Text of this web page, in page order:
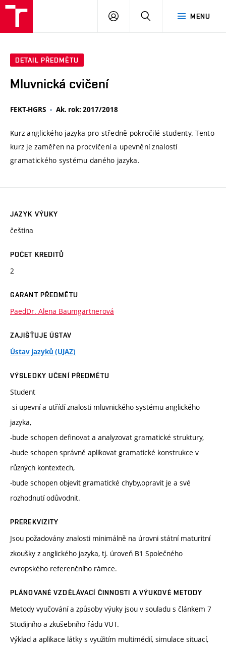
MENU
PŘIHLÁSIT
DETAIL PŘEDMĚTU
Mluvnická cvičení
FEKT-HGRS Ak. rok: 2017/2018
Kurz anglického jazyka pro středně pokročilé studenty. Tento
kurz je zaměřen na procvičení a upevnění znalostí
gramatického systému daného jazyka.
JAZYK VÝUKY
čeština
POČET KREDITŮ
2
GARANT PŘEDMĚTU
PaedDr. Alena Baumgartnerová
ZAJIŠŤUJE ÚSTAV
Ústav jazyků (UJAZ)
VÝSLEDKY UČENÍ PŘEDMĚTU
Student
-si upevní a utřídí znalosti mluvnického systému anglického
jazyka,
-bude schopen definovat a analyzovat gramatické struktury,
-bude schopen správně aplikovat gramatické konstrukce v
různých kontextech,
-bude schopen objevit gramatické chyby,opravit je a své
rozhodnutí odůvodnit.
PREREKVIZITY
Jsou požadovány znalosti minimálně na úrovni státní maturitní
zkoušky z anglického jazyka, tj. úroveň B1 Společného
evropského referenčního rámce.
PLÁNOVANÉ VZDĚLÁVACÍ ČINNOSTI A VÝUKOVÉ METODY
Metody vyučování a způsoby výuky jsou v souladu s článkem 7
Studijního a zkušebního řádu VUT.
Výklad a aplikace látky s využitím multimédií, simulace situací,